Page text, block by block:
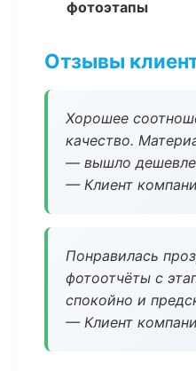
фотоэтапы
Отзывы
Хорошее
качество.
— вышло
— Клиент
Понравилась
фотоотчёты с
спокойно и
— Клиент